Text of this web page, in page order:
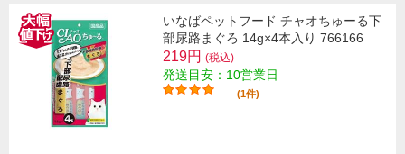
いなばペットフード チャオちゅーる下
部尿路まぐろ 14g×4本入り 766166
219円 (税込)
発送目安：10営業日
(1件)